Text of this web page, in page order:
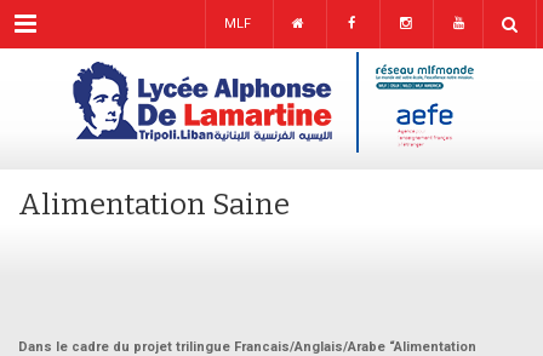
Menu MLF
Alimentation Saine
Dans le cadre du projet trilingue Francais/Anglais/Arabe “Alimentation